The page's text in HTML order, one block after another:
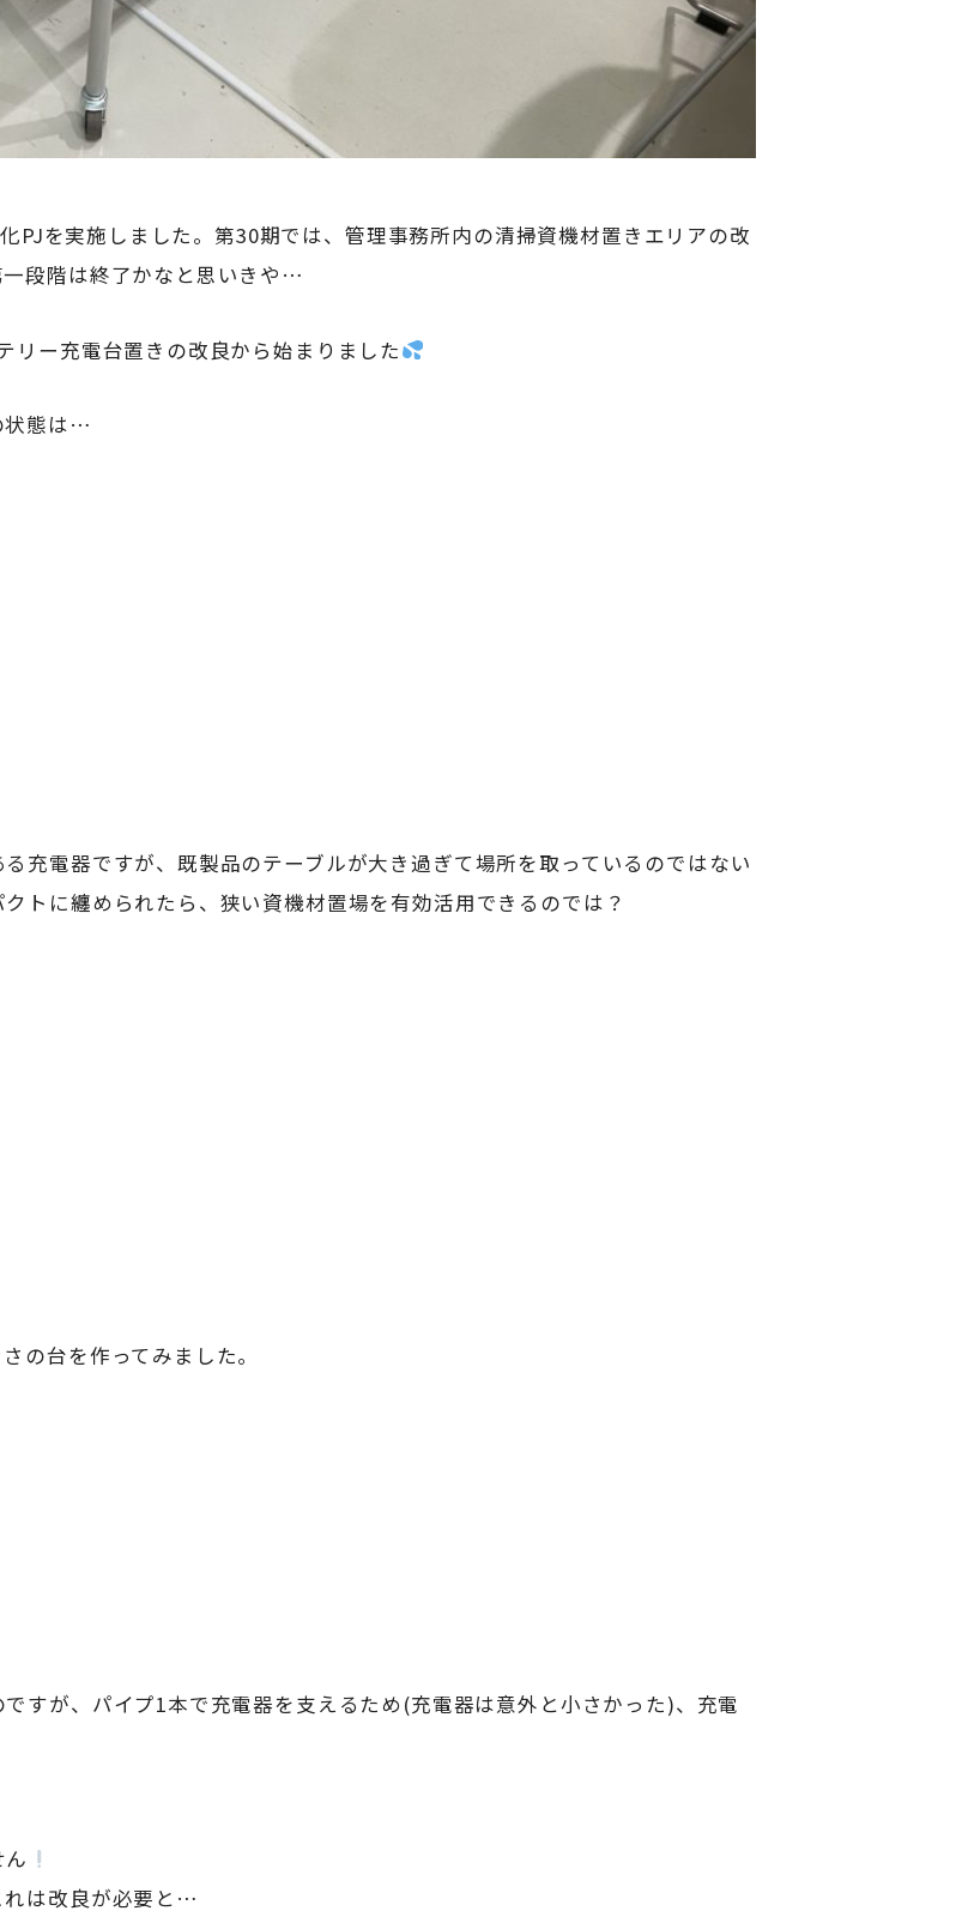
PJを実施しました。第30期では、管理事務所内の清掃資機材置きエリアの改
段階は終了かなと思いきや…
リー充電台置きの改良から始まりました
状態は…
充電器ですが、既製品のテーブルが大き過ぎて場所を取っているのではない
トに纏められたら、狭い資機材置場を有効活用できるのでは？
の台を作ってみました。
すが、パイプ1本で充電器を支えるため(充電器は意外と小さかった)、充電
れは改良が必要と…